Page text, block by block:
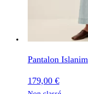
Pantalon Islanim
179,00 €